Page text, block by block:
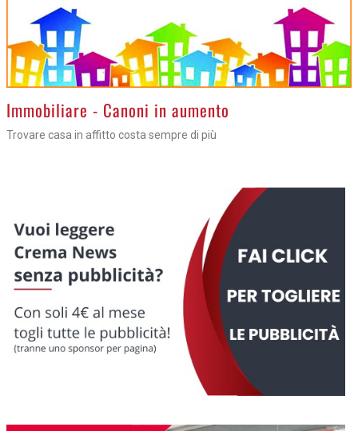
>Immobiliare - Canoni in aumento
Trovare casa in affitto costa sempre di più